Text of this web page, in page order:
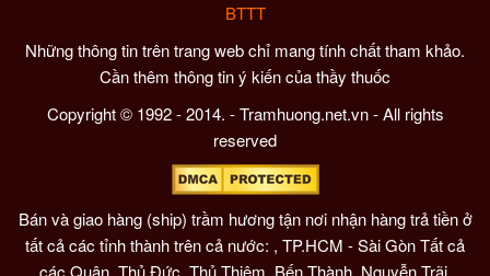
BTTT
Những thông tin trên trang web chỉ mang tính chất tham khảo.
Cần thêm thông tin ý kiến của thầy thuốc
Copyright © 1992 - 2014. - Tramhuong.net.vn - All rights
reserved
Bán và giao hàng (ship) trầm hương tận nơi nhận hàng trả tiền ở
tất cả các tỉnh thành trên cả nước: , TP.HCM - Sài Gòn Tất cả